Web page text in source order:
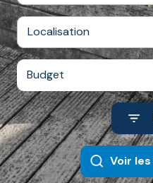
Budget
Voir les